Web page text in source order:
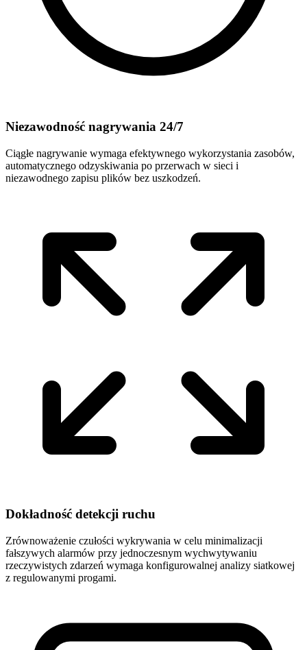
Niezawodność nagrywania 24/7
Ciągłe nagrywanie wymaga efektywnego wykorzystania zasobów,
automatycznego odzyskiwania po przerwach w sieci i
niezawodnego zapisu plików bez uszkodzeń.
Dokładność detekcji ruchu
Zrównoważenie czułości wykrywania w celu minimalizacji
fałszywych alarmów przy jednoczesnym wychwytywaniu
rzeczywistych zdarzeń wymaga konfigurowalnej analizy siatkowej
z regulowanymi progami.